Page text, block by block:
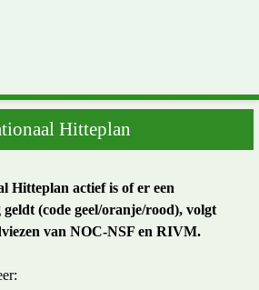
Hitteplan
Hitteplan actief is of er een
(code geel/oranje/rood), volgt
van NOC-NSF en RIVM.